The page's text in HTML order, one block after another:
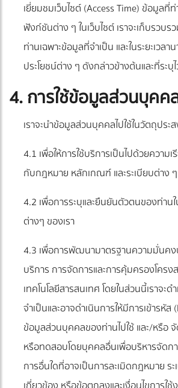
เยี่ยมชมเว็บไซต์ (Access Time) ข้อมูลที่
ฟังก์ชันต่าง ๆ ในเว็บไซต์ เราจะเก็บรว
ท่านเฉพาะข้อมูลที่จำเป็น และในระยะเวลา
ประโยชน์ต่าง ๆ ดังกล่าวข้างต้นและที่ระบุ
4. การใช้ข้อมูลส่วนบุคค
เราจะนำข้อมูลส่วนบุคคลไปใช้ในวัตถุปร
4.1 เพื่อให้การใช้บริการเป็นไปด้วยความ
กับกฎหมาย หลักเกณฑ์ และระเบียบต่าง
4.2 เพื่อการระบุและยืนยันตัวตนของท่านใ
ต่างๆ ของเรา
4.3 เพื่อการพัฒนามาตรฐานความมั่นคง
บริการ การจัดการและการคุ้มครองโคร
เทคโนโลยีสารสนเทศ โดยในส่วนนี้เราจะด
จำเป็นและอาจดำเนินการให้มีการเข้ารหั
ข้อมูลส่วนบุคคลของท่านไปใช้ และ/หรือ
หรือทดสอบโดยบุคคลอื่นเพื่อบริหารจัดก
การอื่นใดที่อาจเป็นการละเมิดกฎหมาย ร